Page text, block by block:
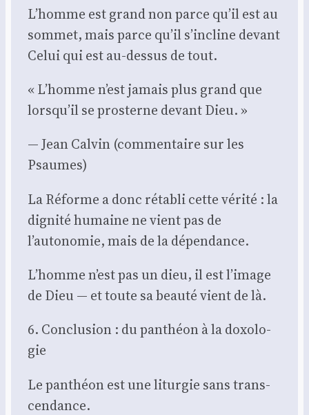
L’homme est grand non parce qu’il est au
som­met, mais parce qu’il s’incline devant
Celui qui est au-des­sus de tout.
« L’homme n’est jamais plus grand que
lorsqu’il se pros­terne devant Dieu. »
— Jean Cal­vin (com­men­taire sur les
Psaumes)
La Réforme a donc réta­bli cette véri­té : la
digni­té humaine ne vient pas de
l’autonomie, mais de la dépen­dance.
L’homme n’est pas un dieu, il est l’image
de Dieu — et toute sa beau­té vient de là.
6. Conclu­sion : du pan­théon à la doxo­lo­
gie
Le pan­théon est une litur­gie sans trans­
cen­dance.